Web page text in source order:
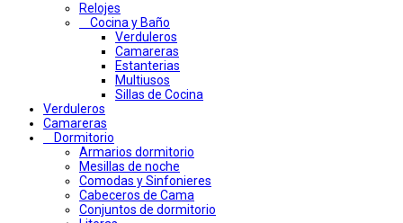
Relojes
Cocina y Baño
Verduleros
Camareras
Estanterias
Multiusos
Sillas de Cocina
Verduleros
Camareras
Dormitorio
Armarios dormitorio
Mesillas de noche
Comodas y Sinfonieres
Cabeceros de Cama
Conjuntos de dormitorio